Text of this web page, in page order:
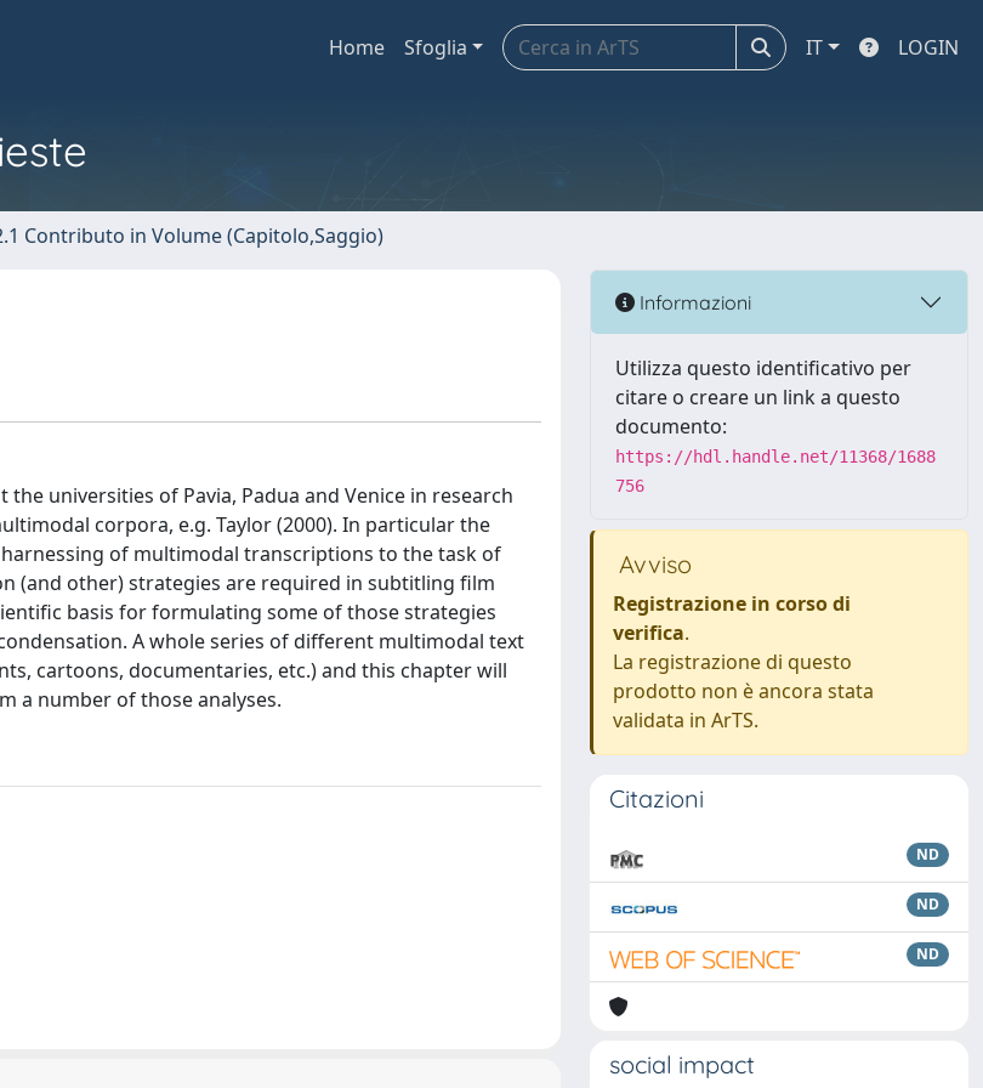
Home Sfoglia IT LOGIN
Contributo in Volume (Capitolo,Saggio)
universities of Pavia, Padua and Venice in research
corpora, e.g. Taylor (2000). In particular the
of multimodal transcriptions to the task of
(and other) strategies are required in subtitling film
basis for formulating some of those strategies
A whole series of different multimodal text
cartoons, documentaries, etc.) and this chapter will
a number of those analyses.
Informazioni
Utilizza questo identificativo per
citare o creare un link a questo
documento:
https://hdl.handle.net/11368/1688
756
Avviso
Registrazione in corso di
verifica.
La registrazione di questo
prodotto non è ancora stata
validata in ArTS.
Citazioni
ND
ND
ND
social impact